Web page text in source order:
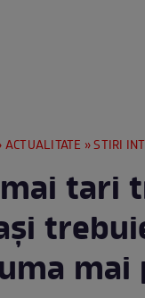
ACTUALITATE »STIRI
mai tari